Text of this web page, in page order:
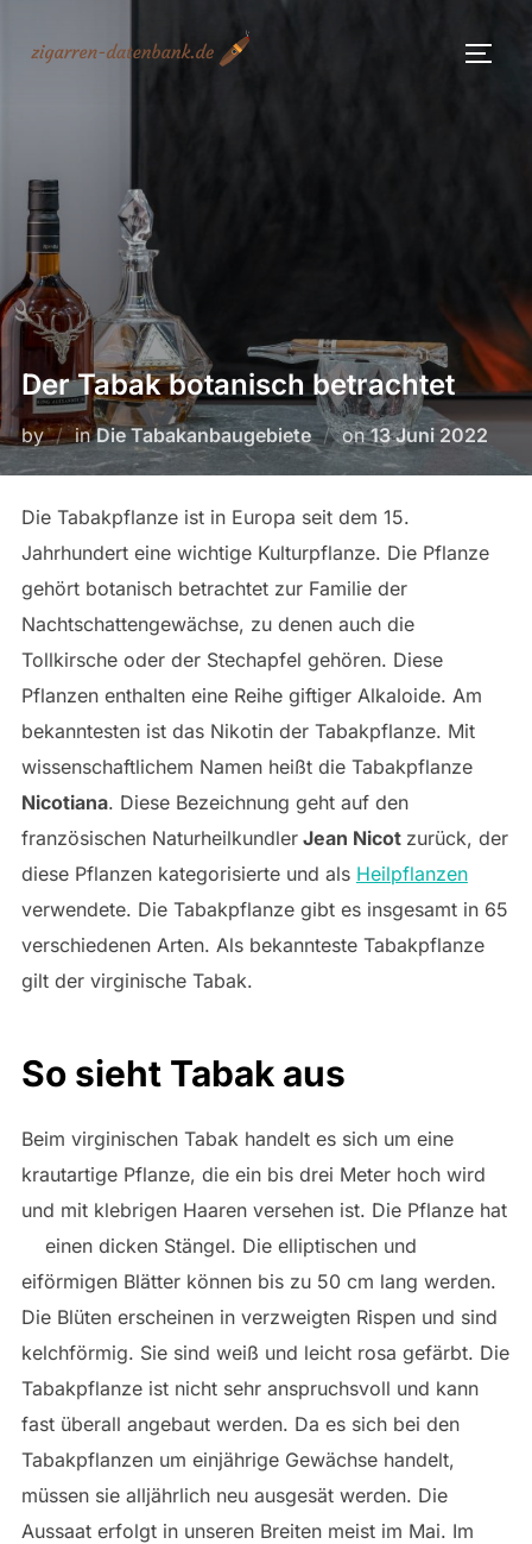
Der Tabak botanisch betrachtet
by inDie Tabakanbaugebiete onPosted
on
13 Juni 2022
Die Tabakpflanze ist in Europa seit dem 15.
Jahrhundert eine wichtige Kulturpflanze. Die Pflanze
gehört botanisch betrachtet zur Familie der
Nachtschattengewächse, zu denen auch die
Tollkirsche oder der Stechapfel gehören. Diese
Pflanzen enthalten eine Reihe giftiger Alkaloide. Am
bekanntesten ist das Nikotin der Tabakpflanze. Mit
wissenschaftlichem Namen heißt die Tabakpflanze
Nicotiana. Diese Bezeichnung geht auf den
französischen NaturheilkundlerJean Nicot zurück, der
diese Pflanzen kategorisierte und als Heilpflanzen
verwendete. Die Tabakpflanze gibt es insgesamt in 65
verschiedenen Arten. Als bekannteste Tabakpflanze
gilt der virginische Tabak.
So sieht Tabak aus
Beim virginischen Tabak handelt es sich um eine
krautartige Pflanze, die ein bis drei Meter hoch wird
und mit klebrigen Haaren versehen ist. Die Pflanze hat
einen dicken Stängel. Die elliptischen und
eiförmigen Blätter können bis zu 50 cm lang werden.
Die Blüten erscheinen in verzweigten Rispen und sind
kelchförmig. Sie sind weiß und leicht rosa gefärbt. Die
Tabakpflanze ist nicht sehr anspruchsvoll und kann
fast überall angebaut werden. Da es sich bei den
Tabakpflanzen um einjährige Gewächse handelt,
müssen sie alljährlich neu ausgesät werden. Die
Aussaat erfolgt in unseren Breiten meist im Mai. Im